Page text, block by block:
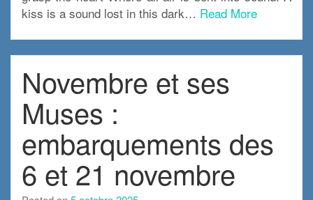
kiss is a sound lost in this dark… Read More
Novembre et ses
Muses :
embarquements des
6 et 21 novembre